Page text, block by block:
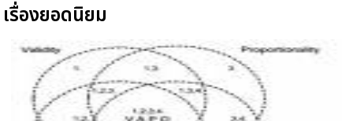
เรื่องยอดนิยม